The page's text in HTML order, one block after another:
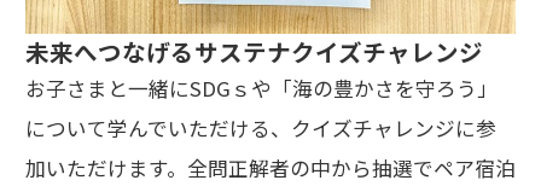
未来へつなげるサステナクイズチャレンジ
お子さまと一緒にSDGｓや「海の豊かさを守ろう」
について学んでいただける、クイズチャレンジに参
加いただけます。全問正解者の中から抽選でペア宿泊